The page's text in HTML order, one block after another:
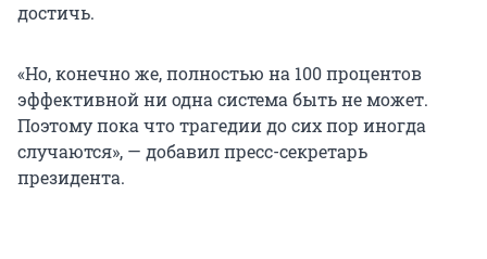
достичь.
«Но, конечно же, полностью на 100 процентов
эффективной ни одна система быть не может.
Поэтому пока что трагедии до сих пор иногда
случаются», — добавил пресс-секретарь
президента.